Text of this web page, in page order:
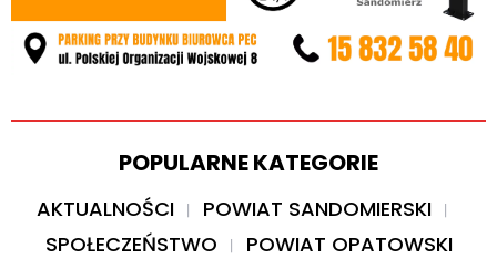
POPULARNE KATEGORIE
AKTUALNOŚCI
POWIAT SANDOMIERSKI
SPOŁECZEŃSTWO
POWIAT OPATOWSKI